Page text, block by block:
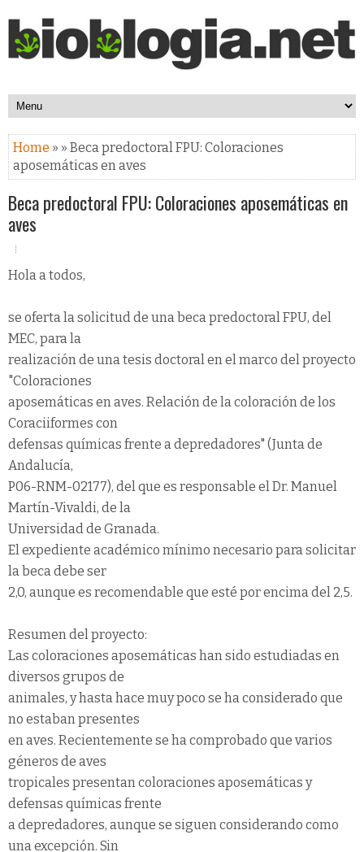
Home » » Beca predoctoral FPU: Coloraciones
aposemáticas en aves
Beca predoctoral FPU: Coloraciones aposemáticas en
aves
Hola a todos,
se oferta la solicitud de una beca predoctoral FPU, del
MEC, para la
realización de una tesis doctoral en el marco del proyecto
"Coloraciones
aposemáticas en aves. Relación de la coloración de los
Coraciiformes con
defensas químicas frente a depredadores" (Junta de
Andalucía,
P06-RNM-02177), del que es responsable el Dr. Manuel
Martín-Vivaldi, de la
Universidad de Granada.
El expediente académico mínimo necesario para solicitar
la beca debe ser
2,0, aunque es recomendable que esté por encima del 2,5.
Resumen del proyecto:
Las coloraciones aposemáticas han sido estudiadas en
diversos grupos de
animales, y hasta hace muy poco se ha considerado que
no estaban presentes
en aves. Recientemente se ha comprobado que varios
géneros de aves
tropicales presentan coloraciones aposemáticas y
defensas químicas frente
a depredadores, aunque se siguen considerando como
una excepción. Sin